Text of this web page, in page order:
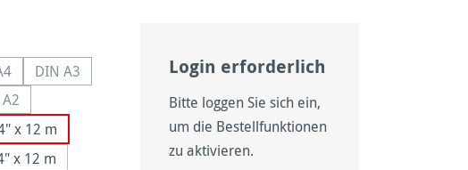
zurzeit nicht verfügbar.)
Option ist zurzeit nicht verfügbar.)
DIN A3(Diese Option ist zurzeit nicht verfügbar.)
zurzeit nicht verfügbar.)
Option ist zurzeit nicht verfügbar.)
x 12 m
x 12 m
Login erforderlich
Bitte loggen Sie sich ein,
um die Bestellfunktionen
zu aktivieren.